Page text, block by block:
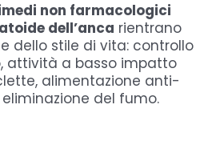
non farmacologici
dell’anca rientrano
dello stile di vita: controllo
attività a basso impatto
alimentazione anti-
del fumo.